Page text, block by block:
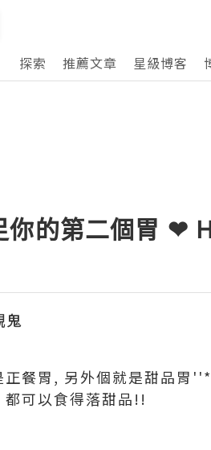
探索 推薦文章 星級博客
的第二個胃 ❤
鬼
正餐胃, 另外個就是甜品胃''*
可以食得落甜品!!